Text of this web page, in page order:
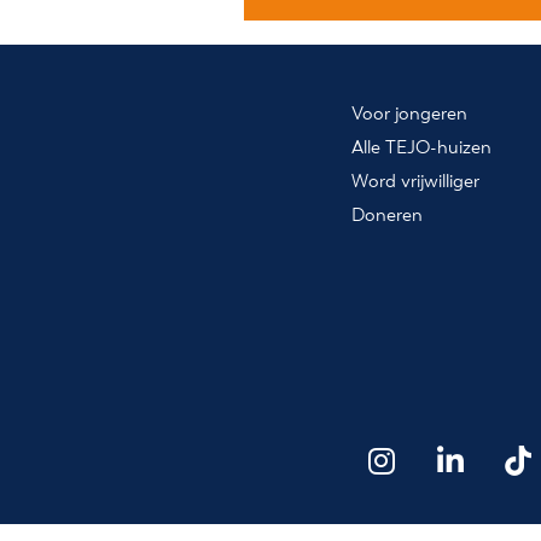
Voor jongeren
Alle TEJO-huizen
Word vrijwilliger
Doneren